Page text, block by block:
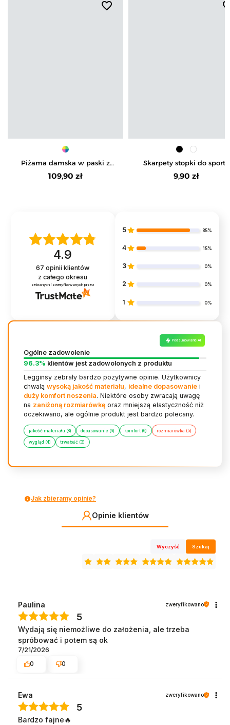
favorite_border
Piżama damska w paski z
długim rękawem i spodniami
109,90 zł
Skarpety stopki do sportu
unisex
9,90 zł
4.9
67 opinii klientów
z całego okresu
zebranych i zweryfikowanych przez
5 85%
4 15%
3 0%
2 0%
1 0%
Podsumowanie AI
Ogólne zadowolenie
96.3% klientów jest zadowolonych z produktu
Legginsy zebrały bardzo pozytywne opinie. Użytkownicy
chwaląwysoką jakość materiału, idealne dopasowanie i
duży komfort noszenia. Niektóre osoby zwracają uwagę
na zaniżoną rozmiarówkę oraz mniejszą elastyczność niż
oczekiwano, ale ogólnie produkt jest bardzo polecany.
jakość materiału (8) dopasowanie (6) komfort (6) rozmiarówka (5)
wygląd (4) trwałość (3)
Jak zbieramy opinie?
Opinie klientów
Wyczyść Szukaj
Paulina zweryfikowano
5
Wydają się niemożliwe do założenia, ale trzeba
spróbować i potem są ok
7/21/2026
0
0
Ewa zweryfikowano
5
Bardzo fajne🔥